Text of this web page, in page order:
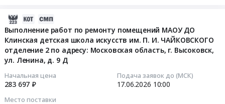
Прочие продукты питания
Выполнение работ по ремонту помещений МАОУ ДО
Клинская детская школа искусств им. П. И. ЧАЙКОВСКОГО
отделение 2 по адресу: Московская область, г. Высоковск,
ул. Ленина, д. 9 Д
Начальная цена
283 697 ₽
Подача заявок до (МСК)
17.06.2026 10:00
Место поставки